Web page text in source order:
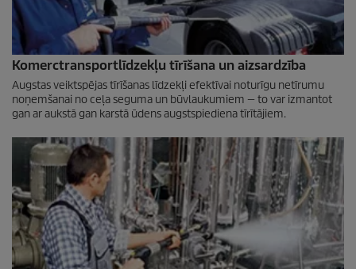
Komerctransportlīdzekļu tīrīšana un aizsardzība
Augstas veiktspējas tīrīšanas līdzekļi efektīvai noturīgu netīrumu
noņemšanai no ceļa seguma un būvlaukumiem — to var izmantot
gan ar aukstā gan karstā ūdens augstspiediena tīrītājiem.